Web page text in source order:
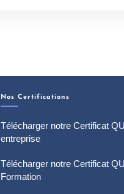
Nos Certifications
Télécharger notre Certificat
entreprise
Télécharger notre Certificat
Formation